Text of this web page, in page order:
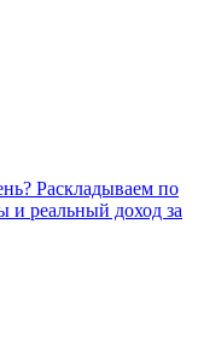
Раскладываем по
и реальный доход за